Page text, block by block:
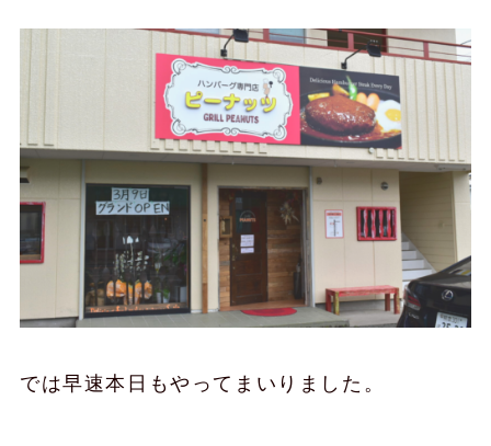
では早速本日もやってまいりました。